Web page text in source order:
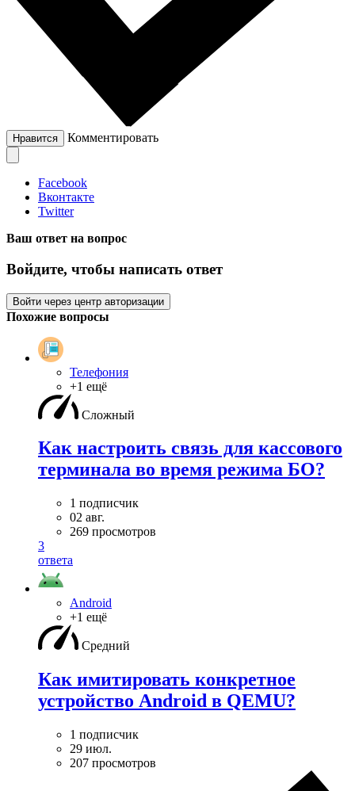
Нравится Комментировать
Facebook
Вконтакте
Twitter
Ваш ответ на вопрос
Войдите, чтобы написать ответ
Войти через центр авторизации
Похожие вопросы
Телефония
+1 ещё
Сложный
Как настроить связь для кассового
терминала во время режима БО?
1 подписчик
02 авг.
269 просмотров
3
ответа
Android
+1 ещё
Средний
Как имитировать конкретное
устройство Android в QEMU?
1 подписчик
29 июл.
207 просмотров